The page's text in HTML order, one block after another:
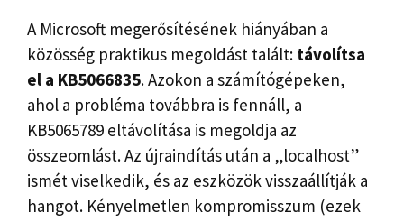
A Microsoft megerősítésének hiányában a
közösség praktikus megoldást talált: távolítsa
el a KB5066835. Azokon a számítógépeken,
ahol a probléma továbbra is fennáll, a
KB5065789 eltávolítása is megoldja az
összeomlást. Az újraindítás után a „localhost”
ismét viselkedik, és az eszközök visszaállítják a
hangot. Kényelmetlen kompromisszum (ezek